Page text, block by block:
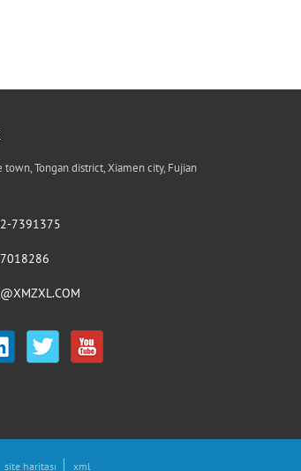
Tongan district, Xiamen city, Fujian
7391375
site haritası xml